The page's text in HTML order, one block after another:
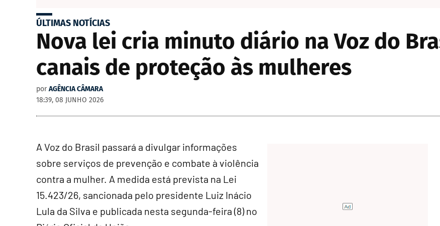
ÚLTIMAS NOTÍCIAS
Nova lei cria minuto diário na Voz do
canais de proteção às mulheres
por AGÊNCIA CÂMARA
18:39, 08 JUNHO 2026
A Voz do Brasil passará a divulgar informações
sobre serviços de prevenção e combate à violência
contra a mulher. A medida está prevista na Lei
15.423/26, sancionada pelo presidente Luiz Inácio
Lula da Silva e publicada nesta segunda-feira (8) no